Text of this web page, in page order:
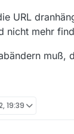
URL
nicht mehr
muß,
19:39